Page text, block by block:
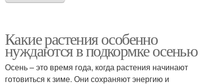
Какие растения особенно
нуждаются в подкормке осенью
Осень – это время года, когда растения начинают
готовиться к зиме. Они сохраняют энергию и